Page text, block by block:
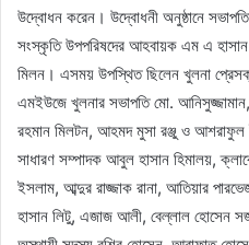
উদ্বোধন করেন। উদ্বোধনী অনুষ্ঠানে
সংস্কৃতি উপপরিষদের আহবায়ক এম এ হাসান
মিলন। এসময় উপস্থিত ছিলেন খুলনা
এমইউজে খুলনার সভাপতি মো. আনিসুজ্জামান,
রহমান মিলটন, আহমদ মুসা রঞ্জু ও
সাধারণ সম্পাদক আবুল হাসান হিমালয়,
ইসলাম, আব্দুর রাজ্জাক রানা, আতিয়ার
হাসান লিটু, এজাজ আলী, বেল্লাল হোসেন